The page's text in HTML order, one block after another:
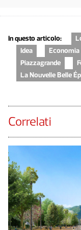
In questo articolo:
Idea
Economia
Piazzagrande
La Nouvelle Belle
Correlati